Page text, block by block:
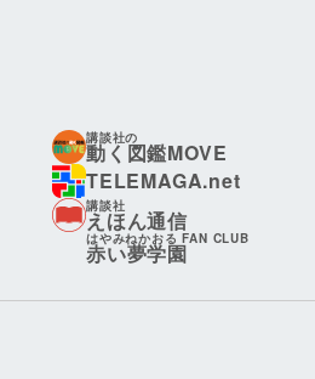
講談社の
動く図鑑MOVE
TELEMAGA.net
講談社
えほん通信
はやみねかおる FAN CLUB
赤い夢学園